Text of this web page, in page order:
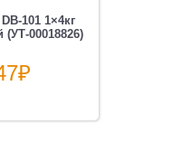
101 1×4кг
00018826)
₽